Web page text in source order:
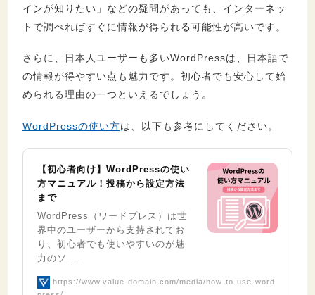
インが知りたい」などの疑問があっても、インターネッ
トで調べればすぐに情報が得られる可能性が高いです。
さらに、日本人ユーザーも多いWordPressは、日本語で
の情報が得やすい点も魅力です。初心者でも安心して始
められる理由の一つといえるでしょう。
WordPressの使い方は、以下も参考にしてください。
【初心者向け】WordPressの使い
方マニュアル！投稿から設定方法
まで
WordPress（ワードプレス）は世
界中のユーザーから支持されてお
り、初心者でも使いやすいのが魅
力のソ ...
https://www.value-domain.com/media/how-to-use-word